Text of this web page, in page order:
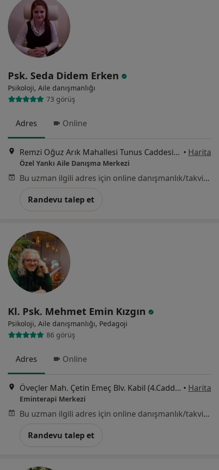
Psk. Seda Didem Erken
Psikoloji, Aile danışmanlığı
73 görüş
Adres Online
Remzi Oğuz Arık Mahallesi Tunus Caddesi Toplum Apartmanı 83 / 4 Kavaklıdere, Ankara • Harita
Özel Yankı Aile Danışma Merkezi
Bu uzman ilgili adres için online danışmanlık/takvim sunmuyor.
Randevu talep et
Kl. Psk. Mehmet Emin Kızgın
Psikoloji, Aile danışmanlığı, Pedagoji
86 görüş
Adres Online
Öveçler Mah. Çetin Emeç Blv. Kabil (4.Cadde) 3/2, Ankara • Harita
Eminterapi Merkezi
Bu uzman ilgili adres için online danışmanlık/takvim sunmuyor.
Randevu talep et